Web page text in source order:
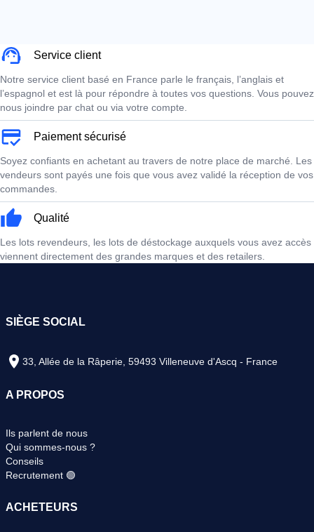
Service client
Notre service client basé en France parle le français, l’anglais et
l’espagnol et est là pour répondre à toutes vos questions. Vous pouvez
nous joindre par chat ou via votre compte.
Paiement sécurisé
Soyez confiants en achetant au travers de notre place de marché. Les
vendeurs sont payés une fois que vous avez validé la réception de vos
commandes.
Qualité
Les lots revendeurs, les lots de déstockage auxquels vous avez accès
viennent directement des grandes marques et des retailers.
SIÈGE SOCIAL
33, Allée de la Râperie, 59493 Villeneuve d'Ascq - France
A PROPOS
Ils parlent de nous
Qui sommes-nous ?
Conseils
Recrutement 🟢
ACHETEURS